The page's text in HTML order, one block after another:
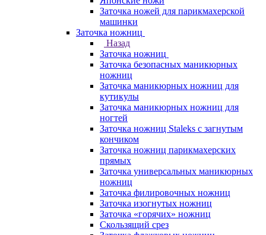
Заточка ножей для парикмахерской
машинки
Заточка ножниц
Назад
Заточка ножниц
Заточка безопасных маникюрных
ножниц
Заточка маникюрных ножниц для
кутикулы
Заточка маникюрных ножниц для
ногтей
Заточка ножниц Staleks с загнутым
кончиком
Заточка ножниц парикмахерских
прямых
Заточка универсальных маникюрных
ножниц
Заточка филировочных ножниц
Заточка изогнутых ножниц
Заточка «горячих» ножниц
Скользящий срез